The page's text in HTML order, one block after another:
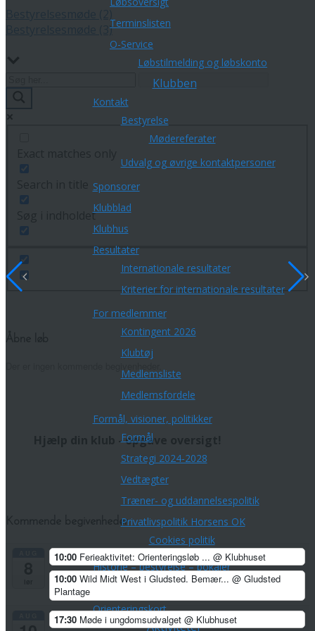
Terminslisten
O-Service
Løbstilmelding og løbskonto
Klubben
Kontakt
Bestyrelse
Mødereferater
Udvalg og øvrige kontaktpersoner
Sponsorer
Klubblad
Klubhus
Resultater
Internationale resultater
Kriterier for internationale resultater
For medlemmer
Kontingent 2026
Klubtøj
Medlemsliste
Medlemsfordele
Formål, visioner, politikker
Formål
Strategi 2024-2028
Vedtægter
Træner- og uddannelsespolitik
Privatlivspolitik Horsens OK
Cookies politik
Historie – bestyrelse – pokaler
Orienteringskort
Aktiviteter
Bestyrelsesmøde (3)
Søg i indholdet
Hjælp din klub - opgave oversigt!
Kommende begivenheder
10:00 Ferieaktivitet: Orienteringsløb ... @ Klubhuset
10:00 Wild Midt West i Gludsted. Bemær... @ Gludsted
Plantage
17:30 Møde i ungdomsudvalget @ Klubhuset